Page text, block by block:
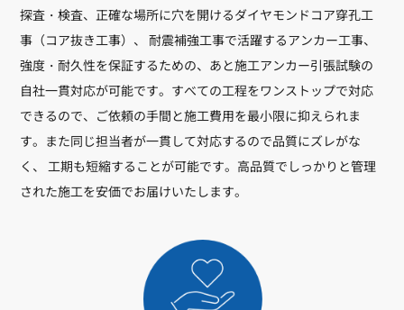
探査・検査、正確な場所に穴を開けるダイヤモンドコア穿孔工
事（コア抜き工事）、 耐震補強工事で活躍するアンカー工事、
強度・耐久性を保証するための、あと施工アンカー引張試験の
自社一貫対応が可能です。すべての工程をワンストップで対応
できるので、ご依頼の手間と施工費用を最小限に抑えられま
す。また同じ担当者が一貫して対応するので品質にズレがな
く、 工期も短縮することが可能です。高品質でしっかりと管理
された施工を安価でお届けいたします。